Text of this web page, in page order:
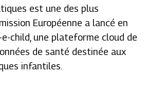
est une des plus
Européenne a lancé en
child, une plateforme cloud de
de santé destinée aux
infantiles.